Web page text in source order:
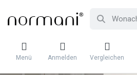
Menü Anmelden Vergleichen